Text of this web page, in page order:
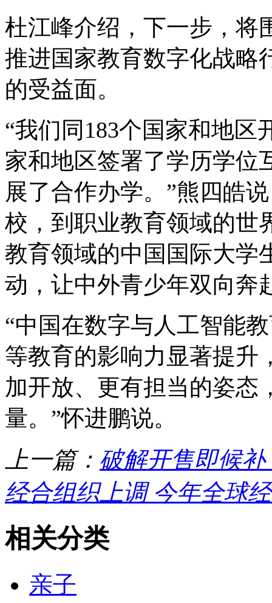
杜江峰介绍，下一步，将
推进国家教育数字化战略
的受益面。
“我们同183个国家和地区
家和地区签署了学历学位
展了合作办学。”熊四皓
校，到职业教育领域的世
教育领域的中国国际大学
动，让中外青少年双向奔
“中国在数字与人工智能
等教育的影响力显著提升
加开放、更有担当的姿态
量。”怀进鹏说。
上一篇： 破解开售即候
经合组织上调 今年全球
相关分类
亲子